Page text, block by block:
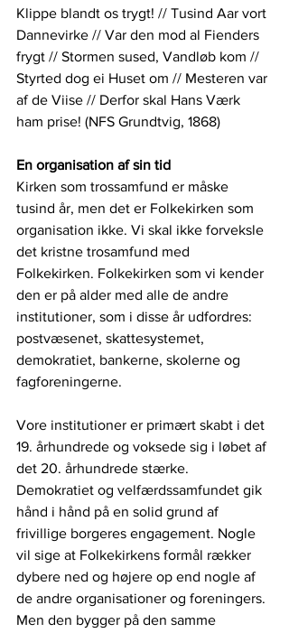
Klippe blandt os trygt! // Tusind Aar vort
Dannevirke // Var den mod al Fienders
frygt // Stormen sused, Vandløb kom //
Styrted dog ei Huset om // Mesteren var
af de Viise // Derfor skal Hans Værk
ham prise! (NFS Grundtvig, 1868)
En organisation af sin tid
Kirken som trossamfund er måske
tusind år, men det er Folkekirken som
organisation ikke. Vi skal ikke forveksle
det kristne trosamfund med
Folkekirken. Folkekirken som vi kender
den er på alder med alle de andre
institutioner, som i disse år udfordres:
postvæsenet, skattesystemet,
demokratiet, bankerne, skolerne og
fagforeningerne.
Vore institutioner er primært skabt i det
19. århundrede og voksede sig i løbet af
det 20. århundrede stærke.
Demokratiet og velfærdssamfundet gik
hånd i hånd på en solid grund af
frivillige borgeres engagement. Nogle
vil sige at Folkekirkens formål rækker
dybere ned og højere op end nogle af
de andre organisationer og foreningers.
Men den bygger på den samme